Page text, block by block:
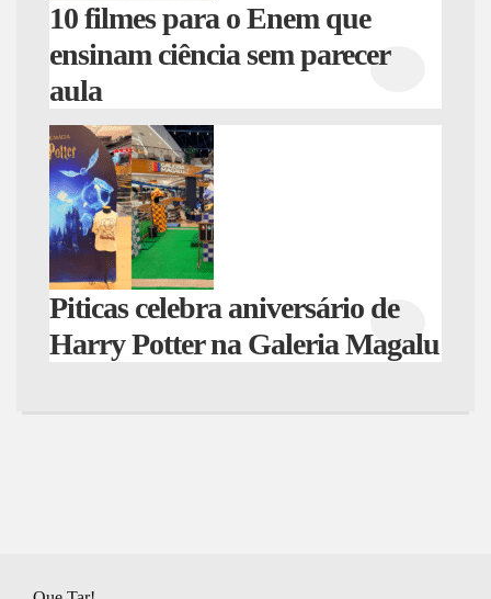
10 filmes para o Enem que
ensinam ciência sem parecer
aula
Piticas celebra aniversário de
Harry Potter na Galeria Magalu